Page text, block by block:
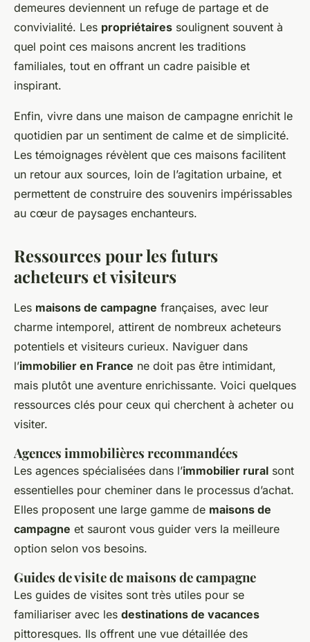
demeures deviennent un refuge de partage et de
convivialité. Les propriétaires soulignent souvent à
quel point ces maisons ancrent les traditions
familiales, tout en offrant un cadre paisible et
inspirant.
Enfin, vivre dans une maison de campagne enrichit le
quotidien par un sentiment de calme et de simplicité.
Les témoignages révèlent que ces maisons facilitent
un retour aux sources, loin de l’agitation urbaine, et
permettent de construire des souvenirs impérissables
au cœur de paysages enchanteurs.
Ressources pour les futurs
acheteurs et visiteurs
Les maisons de campagne françaises, avec leur
charme intemporel, attirent de nombreux acheteurs
potentiels et visiteurs curieux. Naviguer dans
l’immobilier en France ne doit pas être intimidant,
mais plutôt une aventure enrichissante. Voici quelques
ressources clés pour ceux qui cherchent à acheter ou
visiter.
Agences immobilières recommandées
Les agences spécialisées dans l’immobilier rural sont
essentielles pour cheminer dans le processus d’achat.
Elles proposent une large gamme de maisons de
campagne et sauront vous guider vers la meilleure
option selon vos besoins.
Guides de visite de maisons de campagne
Les guides de visites sont très utiles pour se
familiariser avec les destinations de vacances
pittoresques. Ils offrent une vue détaillée des